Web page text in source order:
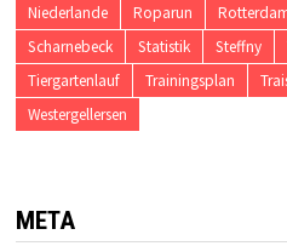
Niederlande
Roparun
Scharnebeck
Statistik Steffny
Tiergartenlauf
Trainingsplan
Westergellersen
META